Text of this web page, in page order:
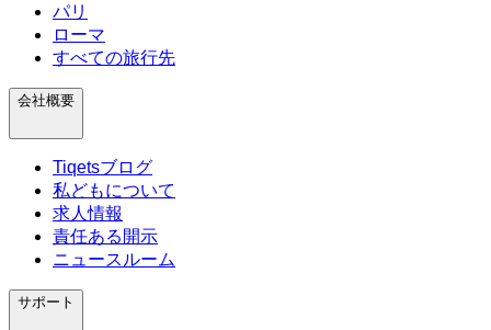
パリ
ローマ
すべての旅行先
会社概要
Tiqetsブログ
私どもについて
求人情報
責任ある開示
ニュースルーム
サポート